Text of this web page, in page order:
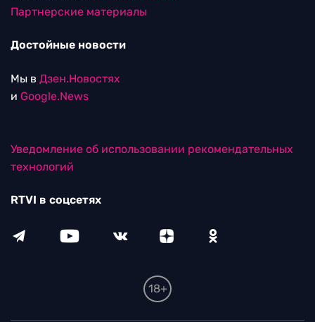
Партнерские материалы
Достойные новости
Мы в Дзен.Новостях
и Google.News
Уведомление об использовании рекомендательных
технологий
RTVI в соцсетях
18+